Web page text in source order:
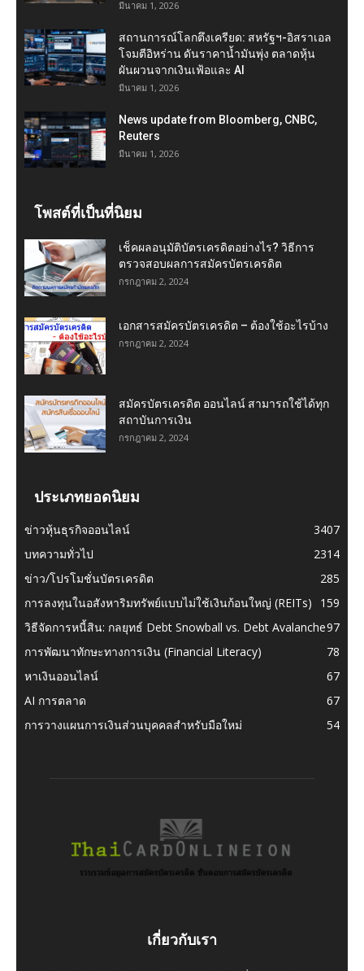
มีนาคม 1, 2026
สถานการณ์โลกตึงเครียด: สหรัฐฯ-อิสราเอล
โจมตีอิหร่าน ดันราคาน้ำมันพุ่ง ตลาดหุ้น
ผันผวนจากเงินเฟ้อและ AI
มีนาคม 1, 2026
News update from Bloomberg, CNBC,
Reuters
มีนาคม 1, 2026
โพสต์ที่เป็นที่นิยม
เช็คผลอนุมัติบัตรเครดิตอย่างไร? วิธีการ
ตรวจสอบผลการสมัครบัตรเครดิต
กรกฎาคม 2, 2024
เอกสารสมัครบัตรเครดิต – ต้องใช้อะไรบ้าง
กรกฎาคม 2, 2024
สมัครบัตรเครดิต ออนไลน์ สามารถใช้ได้ทุก
สถาบันการเงิน
กรกฎาคม 2, 2024
ประเภทยอดนิยม
ข่าวหุ้นธุรกิจออนไลน์
3407
บทความทั่วไป
2314
ข่าว/โปรโมชั่นบัตรเครดิต
285
การลงทุนในอสังหาริมทรัพย์แบบไม่ใช้เงินก้อนใหญ่ (REITs)
159
วิธีจัดการหนี้สิน: กลยุทธ์ Debt Snowball vs. Debt Avalanche97
การพัฒนาทักษะทางการเงิน (Financial Literacy)
78
หาเงินออนไลน์
67
AI การตลาด
67
การวางแผนการเงินส่วนบุคคลสำหรับมือใหม่
54
เกี่ยวกับเรา